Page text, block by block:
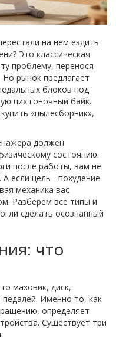
на нем ездить
Это классическая
проблему, перенося
Но рынок предлагает
блоков под
гоночный байк.
«пылесборник»,
должен
состоянию.
после работы, вам не
если цель - похудение
механика вас
Разберем все типы и
сделать осознанный
что
маховик, диск,
Именно то, как
определяет
Существует три